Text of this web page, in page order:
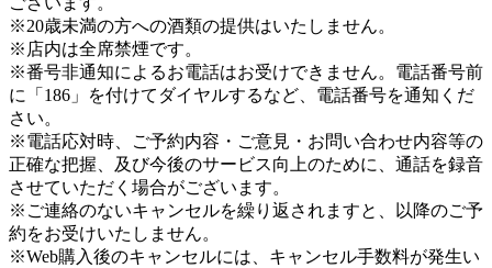
※20歳未満の方への酒類の提供はいたしません。
※店内は全席禁煙です。
※番号非通知によるお電話はお受けできません。電話番号前
に「186」を付けてダイヤルするなど、電話番号を通知くだ
さい。
※電話応対時、ご予約内容・ご意見・お問い合わせ内容等の
正確な把握、及び今後のサービス向上のために、通話を録音
させていただく場合がございます。
※ご連絡のないキャンセルを繰り返されますと、以降のご予
約をお受けいたしません。
※Web購入後のキャンセルには、キャンセル手数料が発生い